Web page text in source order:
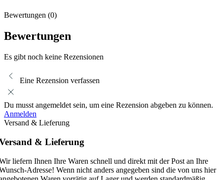
Bewertungen (0)
Bewertungen
Es gibt noch keine Rezensionen
Eine Rezension verfassen
Du musst angemeldet sein, um eine Rezension abgeben zu können.
Anmelden
Versand & Lieferung
& Lieferung
liefern Ihnen Ihre Waren schnell und direkt mit der Post an Ihre
Adresse! Wenn nicht anders angegeben sind die von uns hier